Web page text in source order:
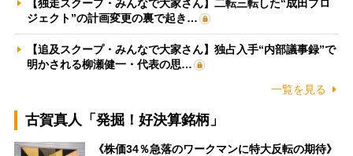
【独走スクープ・みんなで大家さん】二転三転した“成田プロ
ジェクト”の計画変更の裏で起き…
【追及スクープ・みんなで大家さん】独占入手“内部議事録”で
明かされる柳瀬健一・代表の思…
一覧を見る
古賀真人「発掘！好決算銘柄」
《株価34％急落のワークマンに特大反転の期待》